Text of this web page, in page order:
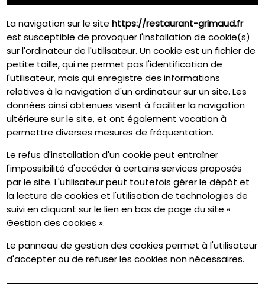
La navigation sur le sitehttps://restaurant-grimaud.fr
est susceptible de provoquer l'installation de cookie(s)
sur l'ordinateur de l'utilisateur. Un cookie est un fichier de
petite taille, qui ne permet pas l'identification de
l'utilisateur, mais qui enregistre des informations
relatives à la navigation d'un ordinateur sur un site. Les
données ainsi obtenues visent à faciliter la navigation
ultérieure sur le site, et ont également vocation à
permettre diverses mesures de fréquentation.
Le refus d'installation d'un cookie peut entraîner
l'impossibilité d'accéder à certains services proposés
par le site. L'utilisateur peut toutefois gérer le dépôt et
la lecture de cookies et l'utilisation de technologies de
suivi en cliquant sur le lien en bas de page du site «
Gestion des cookies ».
Le panneau de gestion des cookies permet à l'utilisateur
d'accepter ou de refuser les cookies non nécessaires.